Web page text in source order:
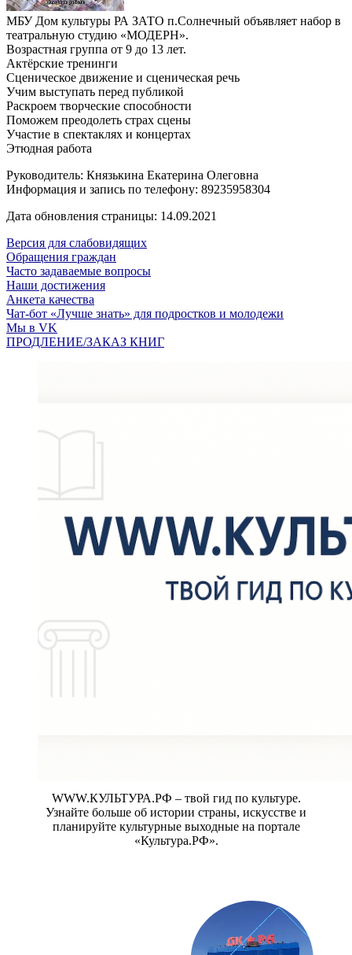
МБУ Дом культуры РА ЗАТО п.Солнечный объявляет набор в
театральную студию «МОДЕРН».
Возрастная группа от 9 до 13 лет.
Актёрские тренинги
Сценическое движение и сценическая речь
Учим выступать перед публикой
Раскроем творческие способности
Поможем преодолеть страх сцены
Участие в спектаклях и концертах
Этюдная работа
Руководитель: Князькина Екатерина Олеговна
Информация и запись по телефону: 89235958304
Дата обновления страницы: 14.09.2021
Версия для слабовидящих
Обращения граждан
Часто задаваемые вопросы
Наши достижения
Анкета качества
Чат-бот «Лучше знать» для подростков и молодежи
Мы в VK
ПРОДЛЕНИЕ/ЗАКАЗ КНИГ
WWW.КУЛЬТУРА.РФ – твой гид по культуре.
Узнайте больше об истории страны, искусстве и
планируйте культурные выходные на портале
«Культура.РФ».